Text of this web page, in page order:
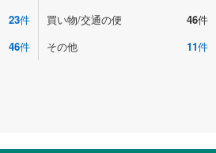
23件 買い物/交通の便 46件
46件 その他 11件